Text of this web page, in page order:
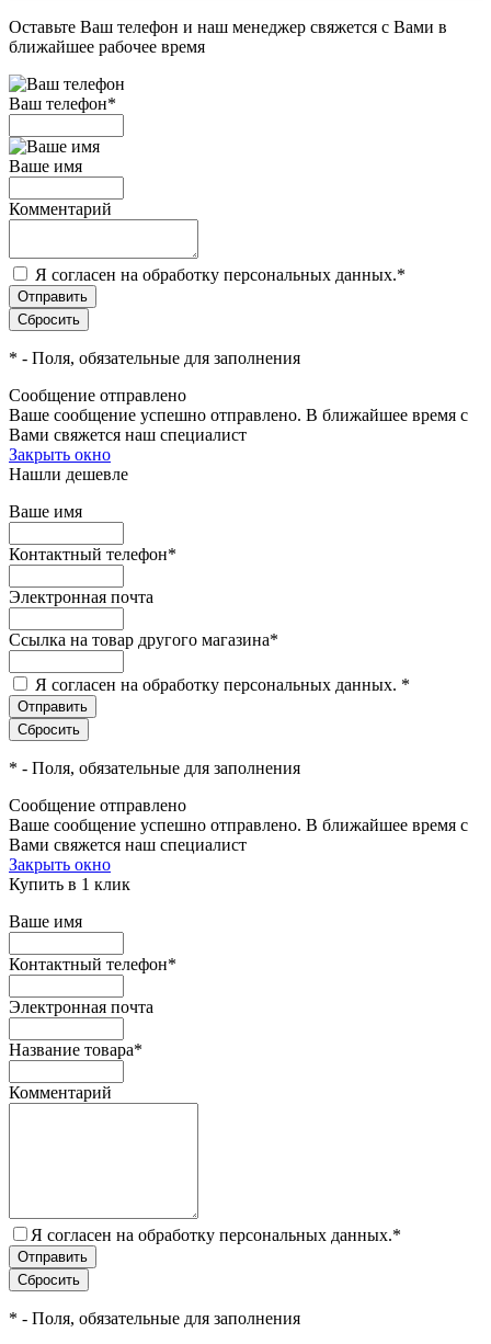
Оставьте Ваш телефон и наш менеджер свяжется с Вами в
ближайшее рабочее время
Ваш телефон*
Ваше имя
Комментарий
Я согласен на обработку персональных данных.*
* - Поля, обязательные для заполнения
Сообщение отправлено
Ваше сообщение успешно отправлено. В ближайшее время с
Вами свяжется наш специалист
Закрыть окно
Нашли дешевле
Ваше имя
Контактный телефон*
Электронная почта
Ссылка на товар другого магазина*
Я согласен на обработку персональных данных. *
* - Поля, обязательные для заполнения
Сообщение отправлено
Ваше сообщение успешно отправлено. В ближайшее время с
Вами свяжется наш специалист
Закрыть окно
Купить в 1 клик
Ваше имя
Контактный телефон*
Электронная почта
Название товара*
Комментарий
Я согласен на обработку персональных данных.*
* - Поля, обязательные для заполнения